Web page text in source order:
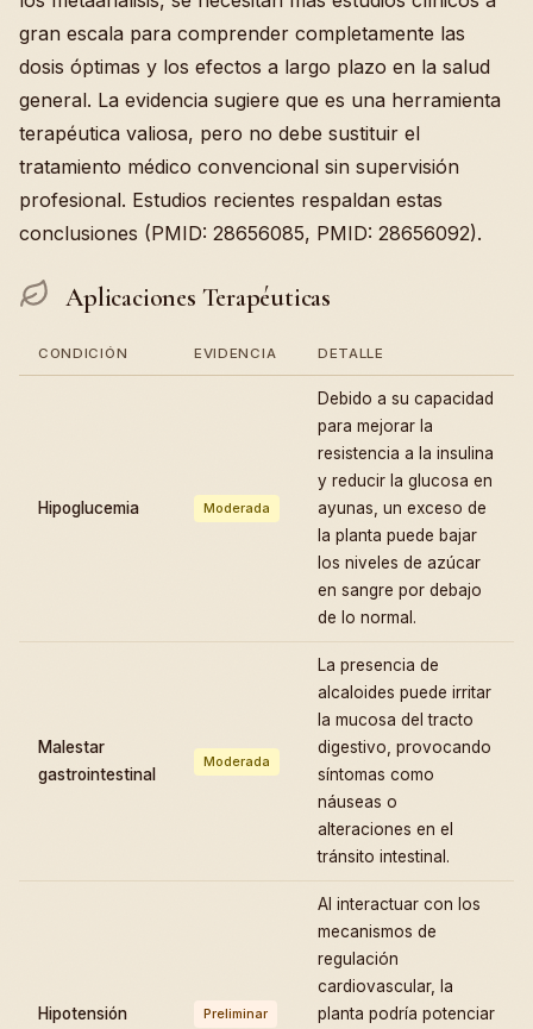
gran escala para comprender completamente las
dosis óptimas y los efectos a largo plazo en la salud
general. La evidencia sugiere que es una herramienta
terapéutica valiosa, pero no debe sustituir el
tratamiento médico convencional sin supervisión
profesional. Estudios recientes respaldan estas
conclusiones (PMID: 28656085, PMID: 28656092).
Aplicaciones Terapéuticas
CONDICIÓN EVIDENCIA DETALLE
Hipoglucemia Moderada
Debido a su capacidad
para mejorar la
resistencia a la insulina
y reducir la glucosa en
ayunas, un exceso de
la planta puede bajar
los niveles de azúcar
en sangre por debajo
de lo normal.
Malestar
gastrointestinal
Moderada
La presencia de
alcaloides puede irritar
la mucosa del tracto
digestivo, provocando
síntomas como
náuseas o
alteraciones en el
tránsito intestinal.
Hipotensión Preliminar
Al interactuar con los
mecanismos de
regulación
cardiovascular, la
planta podría potenciar